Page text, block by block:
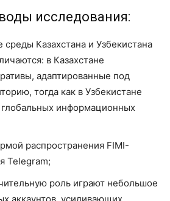
исследования:
Казахстана и Узбекистана
в Казахстане
адаптированные под
тогда как в Узбекистане
информационных
распространения FIMI-
Telegram;
роль играют небольшое